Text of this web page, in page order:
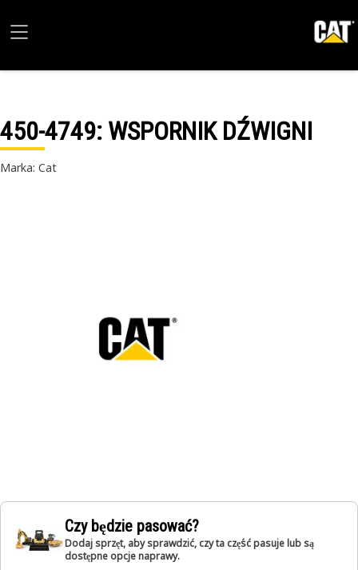
450-4749: WSPORNIK DŹWIGNI
Marka: Cat
Czy będzie pasować?
Dodaj sprzęt, aby sprawdzić, czy ta część pasuje lub są
dostępne opcje naprawy.